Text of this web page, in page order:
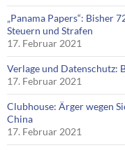
„Panama Papers“: Bisher
Steuern und Strafen
17. Februar 2021
Verlage und Datenschutz:
17. Februar 2021
Clubhouse: Ärger wegen
China
17. Februar 2021